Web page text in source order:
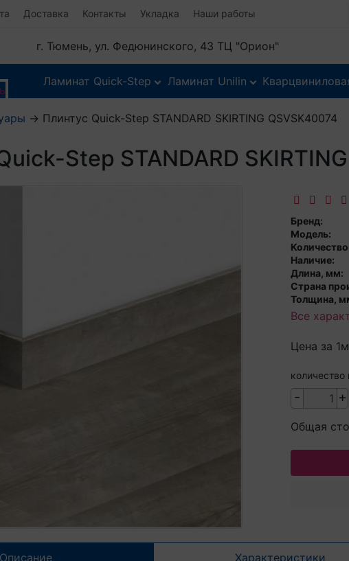
Доставка Контакты Укладка Наши работы
г. Тюмень, ул. Федюнинского, 43 ТЦ "Орион"
Ламинат Quick-Step Ламинат Unilin
→ Плинтус Quick-Step STANDARD SKIRTING QSVSK40074
Step STANDARD
Бренд:
Модель:
Наличие:
Длина, мм:
Страна
Толщина,
Все
Цена за
количество
- +
Общая
Описание Характеристики